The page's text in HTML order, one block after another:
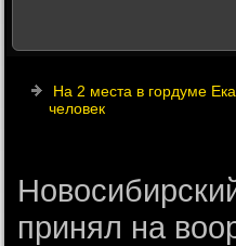
На 2 места в гордуме
человек
принял на